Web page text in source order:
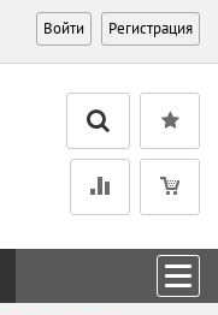
Войти Регистрация